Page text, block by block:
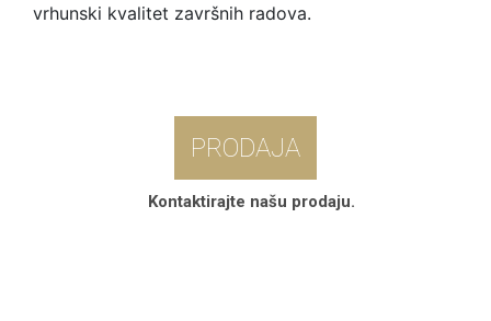
vrhunski kvalitet završnih radova.
PRODAJA
Kontaktirajte našu prodaju.